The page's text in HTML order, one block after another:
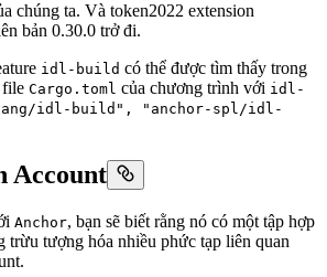
chúng ta. Và token2022 extension
bản 0.30.0 trở đi.
idl-build có thể được tìm thấy trong
file Cargo.toml của chương trình với idl-
idl-build", "anchor-spl/idl-
Account
Anchor, bạn sẽ biết rằng nó có một tập hợp
trừu tượng hóa nhiều phức tạp liên quan